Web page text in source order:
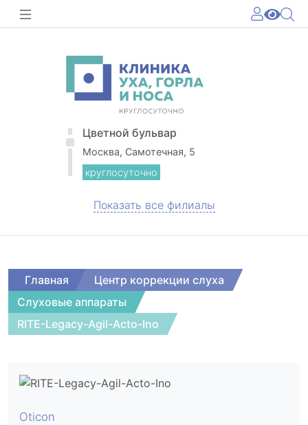
Цветной бульвар
Москва, Самотечная, 5
круглосуточно
Показать все филиалы
Главная
Центр коррекции слуха
Слуховые аппараты
RITE-Legacy-Agil-Acto-Ino
Oticon